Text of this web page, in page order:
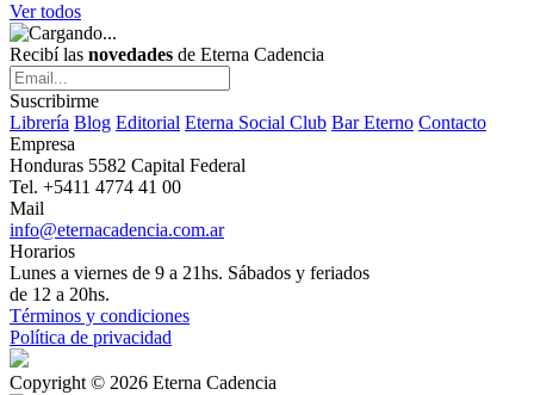
Ver todos
Recibí las novedades de Eterna Cadencia
Suscribirme
Librería Blog Editorial Eterna Social Club Bar Eterno Contacto
Empresa
Honduras 5582 Capital Federal
Tel. +5411 4774 41 00
Mail
info@eternacadencia.com.ar
Horarios
Lunes a viernes de 9 a 21hs. Sábados y feriados
de 12 a 20hs.
Términos y condiciones
Política de privacidad
Copyright © 2026 Eterna Cadencia